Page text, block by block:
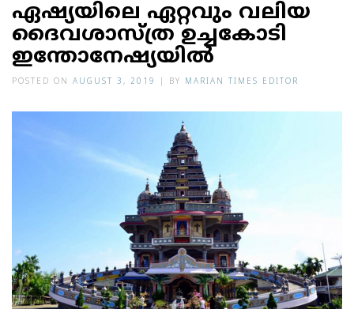
ഏഷ്യയിലെ ഏറ്റവും വലിയ
ദൈവശാസ്ത്ര ഉച്ചകോടി
ഇന്തോനേഷ്യയില്‍
POSTED ON AUGUST 3, 2019 BY MARIAN TIMES EDITOR